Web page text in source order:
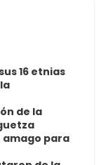
16 etnias
de la
amago para